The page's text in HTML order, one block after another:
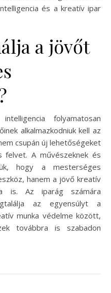
és a kreatív ipar
a jövőt
folyamatosan
alkalmazkodniuk kell az
csupán új lehetőségeket
felvet. A művészeknek és
hogy a mesterséges
hanem a jövő kreatív
is. Az iparág számára
az egyensúlyt a
munka védelme között,
továbbra is szabadon